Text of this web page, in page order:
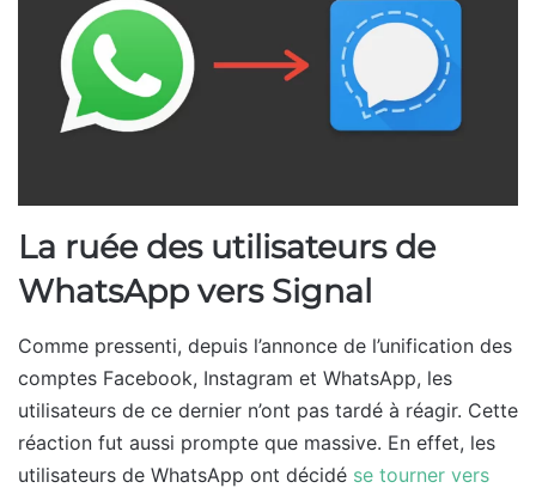
La ruée des utilisateurs de
WhatsApp vers Signal
Comme pressenti, depuis l’annonce de l’unification des
comptes Facebook, Instagram et WhatsApp, les
utilisateurs de ce dernier n’ont pas tardé à réagir. Cette
réaction fut aussi prompte que massive. En effet, les
utilisateurs de WhatsApp ont décidé se tourner vers